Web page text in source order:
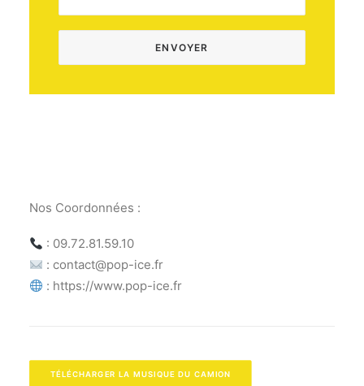
Nos Coordonnées :
: 09.72.81.59.10
: contact@pop-ice.fr
: https://www.pop-ice.fr
TÉLÉCHARGER LA MUSIQUE DU CAMION